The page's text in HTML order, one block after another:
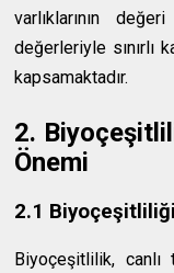
varlıklarının
değerleriyle sınırlı
kapsamaktadır.
2.
Önemi
2.1
Biyoçeşitlilik,